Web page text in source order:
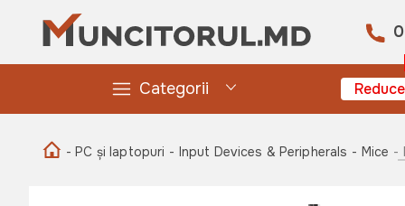
Categorii
- PC și laptopuri - Input Devices & Peripherals - Mice -